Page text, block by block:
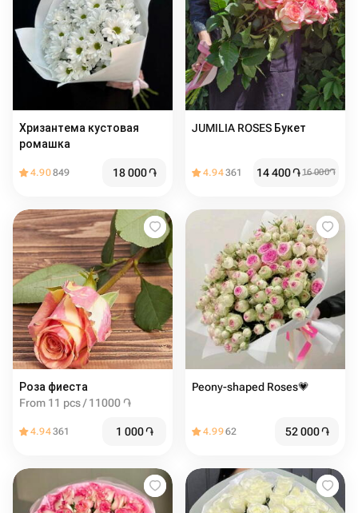
Хризантема кустовая
ромашка
4.90849 18 000֏
JUMILIA ROSES Букет
4.94361 14 400֏16 000֏
Роза фиеста
From 11 pcs / 11000 ֏
4.94361 1 000֏
Peony-shaped Roses💗
4.9962 52 000֏